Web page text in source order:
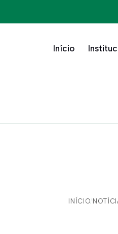
Início
INÍCIO/